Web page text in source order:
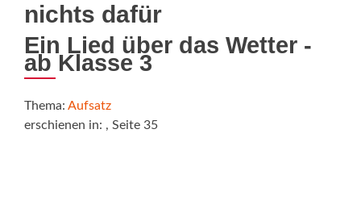
nichts dafür
Ein Lied über das Wetter -
ab Klasse 3
Thema: Aufsatz
erschienen in: , Seite 35